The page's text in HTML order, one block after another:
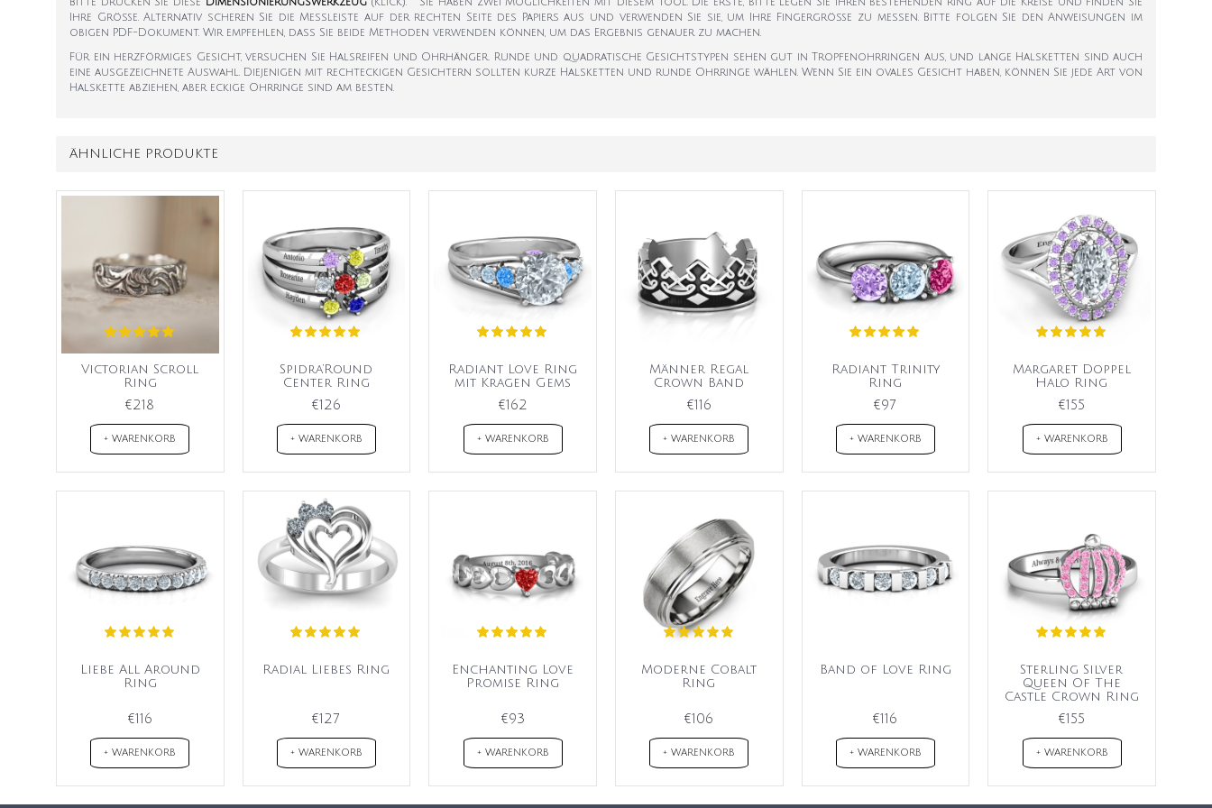
Ihre Größe. Alternativ scheren Sie die Messleiste auf der rechten Seite des Papiers aus und verwenden Sie sie, um Ihre Fingergröße zu messen. Bitte folgen Sie den Anweisungen im
obigen PDF-Dokument. Wir empfehlen, dass Sie beide Methoden verwenden können, um das Ergebnis genauer zu machen.
Für ein herzförmiges Gesicht, versuchen Sie Halsreifen und Ohrhänger. Runde und quadratische Gesichtstypen sehen gut in Tropfenohrringen aus, und lange Halsketten sind auch
eine ausgezeichnete Auswahl. Diejenigen mit rechteckigen Gesichtern sollten kurze Halsketten und runde Ohrringe wählen. Wenn Sie ein ovales Gesicht haben, können Sie jede Art von
Halskette abziehen, aber eckige Ohrringe sind am besten.
ÄHNLICHE PRODUKTE
Victorian Scroll
Ring
€218
+ WARENKORB
Spidra‘Round
Center Ring
€126
+ WARENKORB
Radiant Love Ring
mit Kragen Gems
€162
+ WARENKORB
Männer Regal
Crown Band
€116
+ WARENKORB
Radiant Trinity
Ring
€97
+ WARENKORB
Margaret Doppel
Halo Ring
€155
+ WARENKORB
Liebe All Around
Ring
€116
+ WARENKORB
Radial Liebes Ring
€127
+ WARENKORB
Enchanting Love
Promise Ring
€93
+ WARENKORB
Moderne Cobalt
Ring
€106
+ WARENKORB
Band of Love Ring
€116
+ WARENKORB
Sterling Silver
Queen Of The
Castle Crown Ring
€155
+ WARENKORB